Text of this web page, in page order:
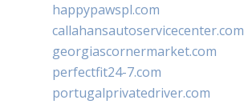
happypawspl.com
callahansautoservicecenter.com
georgiascornermarket.com
perfectfit24-7.com
portugalprivatedriver.com